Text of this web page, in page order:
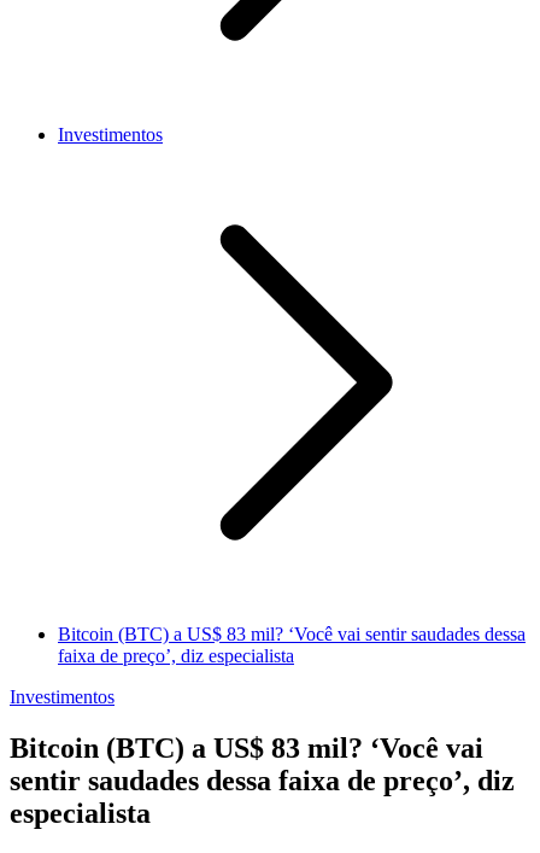
Investimentos
Bitcoin (BTC) a US$ 83 mil? ‘Você vai sentir saudades dessa
faixa de preço’, diz especialista
Investimentos
Bitcoin (BTC) a US$ 83 mil? ‘Você vai
sentir saudades dessa faixa de preço’, diz
especialista